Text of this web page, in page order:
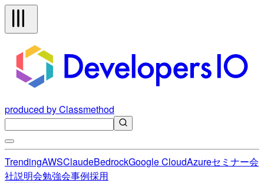
produced by Classmethod
TrendingAWSClaudeBedrockGoogle CloudAzureセミナー会
社説明会勉強会事例採用